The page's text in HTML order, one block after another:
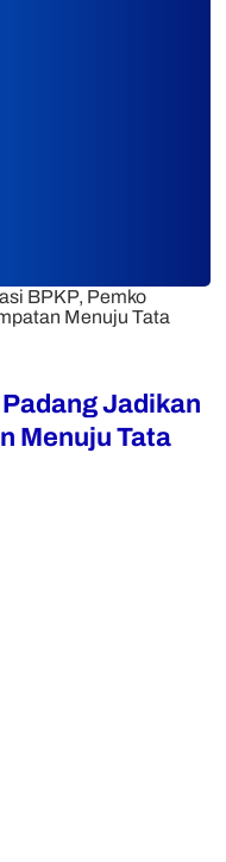
BPKP, Pemko
Menuju Tata
Jadikan
Menuju Tata